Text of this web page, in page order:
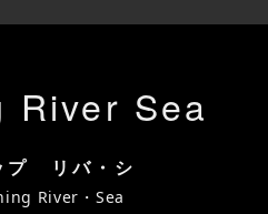
River Sea
プ リバ・シ
River・Sea